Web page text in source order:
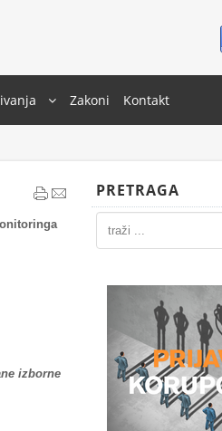
Zakoni Kontakt
izborne
PRETRAGA